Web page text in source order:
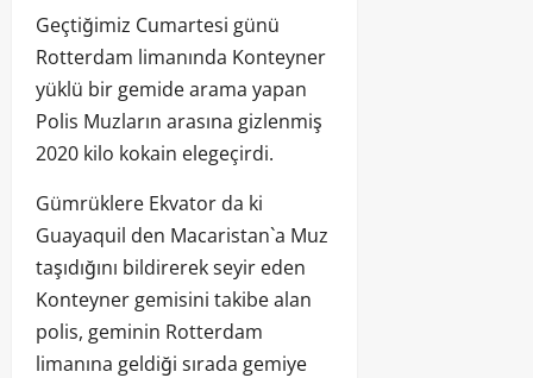
Geçtiğimiz Cumartesi günü
Rotterdam limanında Konteyner
yüklü bir gemide arama yapan
Polis Muzların arasına gizlenmiş
2020 kilo kokain elegeçirdi.
Gümrüklere Ekvator da ki
Guayaquil den Macaristan`a Muz
taşıdığını bildirerek seyir eden
Konteyner gemisini takibe alan
polis, geminin Rotterdam
limanına geldiği sırada gemiye